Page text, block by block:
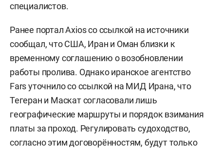
специалистов.
Ранее портал Axios со ссылкой на источники
сообщал, что США, Иран и Оман близки к
временному соглашению о возобновлении
работы пролива. Однако иранское агентство
Fars уточнило со ссылкой на МИД Ирана, что
Тегеран и Маскат согласовали лишь
географические маршруты и порядок взимания
платы за проход. Регулировать судоходство,
согласно этим договорённостям, будут только